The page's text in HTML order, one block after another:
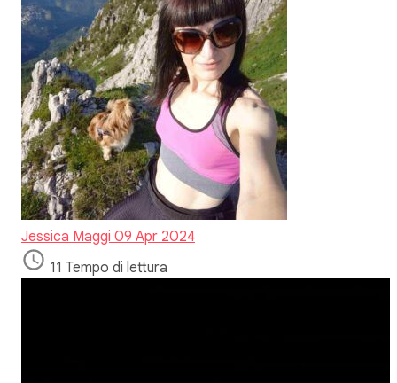
Jessica Maggi 09 Apr 2024
11 Tempo di lettura